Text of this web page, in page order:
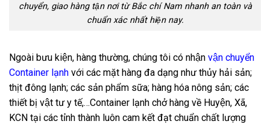
chuyển, giao hàng tận nơi từ Bắc chí Nam nhanh an toàn và
chuẩn xác nhất hiện nay.
Ngoài bưu kiện, hàng thường, chúng tôi có nhận vận chuyển
Container lạnh với các mặt hàng đa dạng như thủy hải sản;
thịt đông lạnh; các sản phẩm sữa; hàng hóa nông sản; các
thiết bị vật tư y tế,…Container lạnh chở hàng về Huyện, Xã,
KCN tại các tỉnh thành luôn cam kết đạt chuẩn chất lượng